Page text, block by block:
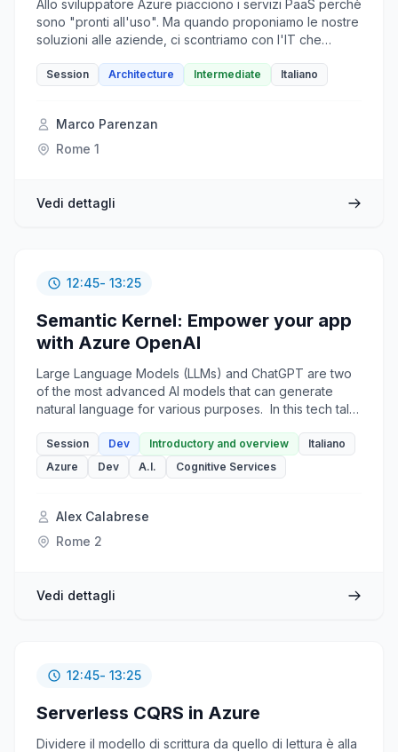
Allo sviluppatore Azure piacciono i servizi PaaS perchè
sono "pronti all'uso". Ma quando proponiamo le nostre
soluzioni alle aziende, ci scontriamo con l'IT che
(ri)scoprirli aggiungendo anche un pizzico di Hybrid
può tenere anche in casa? Quindi scopriremo in questa
sessione, tra gli altri, le VNET, le VPN S2S, Azure Arc, i
Session Architecture Intermediate Italiano
Marco Parenzan
Rome 1
Vedi dettagli
12:45- 13:25
Semantic Kernel: Empower your app
with Azure OpenAI
Large Language Models (LLMs) and ChatGPT are two
of the most advanced AI models that can generate
natural language for various purposes. In this tech talk,
orchestrate Azure OpenAI models, which are some of
the most powerful LLMs available today, and add AI
capabilities to your applications with just a few lines of
Session Dev Introductory and overview
Italiano
Azure
Dev A.I. Cognitive Services
Alex Calabrese
Rome 2
Vedi dettagli
12:45- 13:25
Serverless CQRS in Azure
Dividere il modello di scrittura da quello di lettura è alla